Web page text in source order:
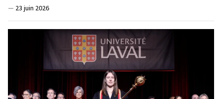
— 23 juin 2026